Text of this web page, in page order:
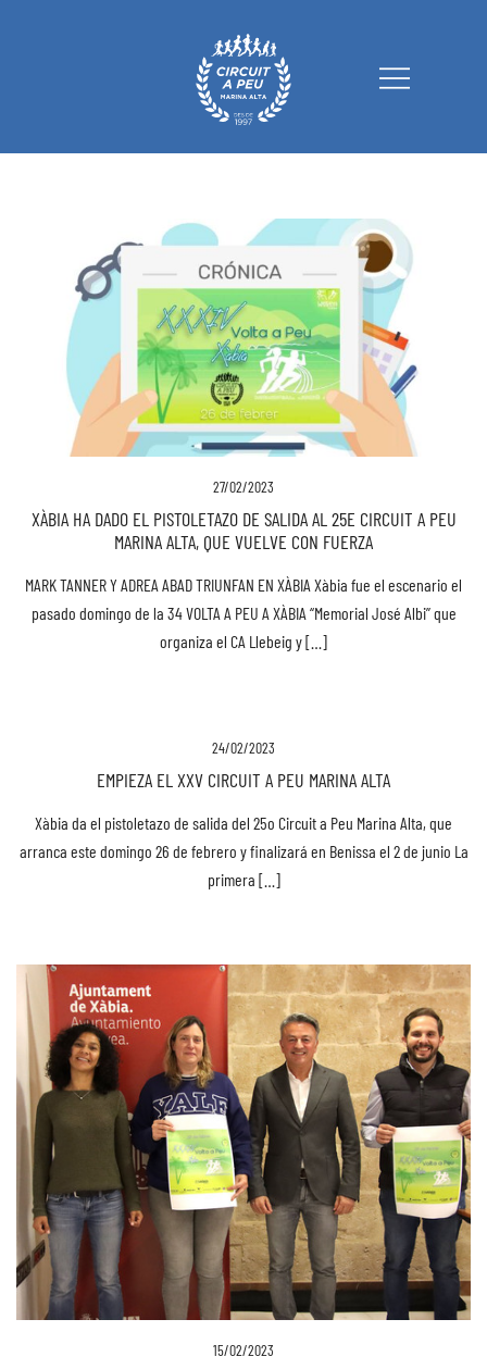
Circuit a Peu Marina Alta
27/02/2023
XÀBIA HA DADO EL PISTOLETAZO DE SALIDA AL 25E CIRCUIT A PEU
MARINA ALTA, QUE VUELVE CON FUERZA
MARK TANNER Y ADREA ABAD TRIUNFAN EN XÀBIA Xàbia fue el escenario el
pasado domingo de la 34 VOLTA A PEU A XÀBIA “Memorial José Albi” que
organiza el CA Llebeig y […]
24/02/2023
EMPIEZA EL XXV CIRCUIT A PEU MARINA ALTA
Xàbia da el pistoletazo de salida del 25o Circuit a Peu Marina Alta, que
arranca este domingo 26 de febrero y finalizará en Benissa el 2 de junio La
primera […]
15/02/2023